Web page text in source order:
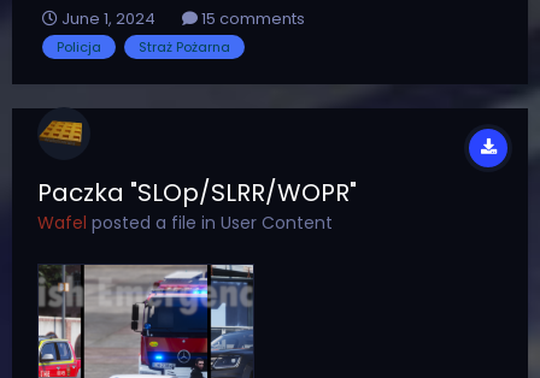
oświetlenie FSV Kairos Nieoznakowany radiowóz -
oświetlenie FSV LM400 Wóz SLRR Straży Pożarnej -
June 1, 2024 15 comments
Policja Straż Pożarna
Paczka "SLOp/SLRR/WOPR"
Wafel posted a file in User Content